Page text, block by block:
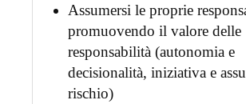
Assumersi le proprie
promuovendo il valore delle
responsabilità (autonomia e
decisionalità, iniziativa e
rischio)